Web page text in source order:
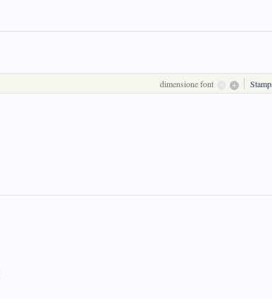
dimensione font